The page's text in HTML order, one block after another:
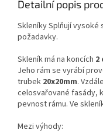
Detailní popis
Skleníky Splňují
požadavky.
Skleník má na koncích 2
Jeho rám se vyrábí
trubek 20x20mm.
celosvařované fasády,
pevnost rámu. Ve
Mezi výhody: